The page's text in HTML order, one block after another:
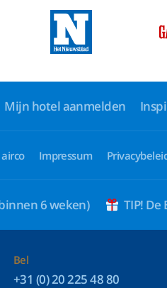
Mijn hotel aanmelden
Impressum
6 weken) TIP!
Bel
+31 (0) 20 225 48 80